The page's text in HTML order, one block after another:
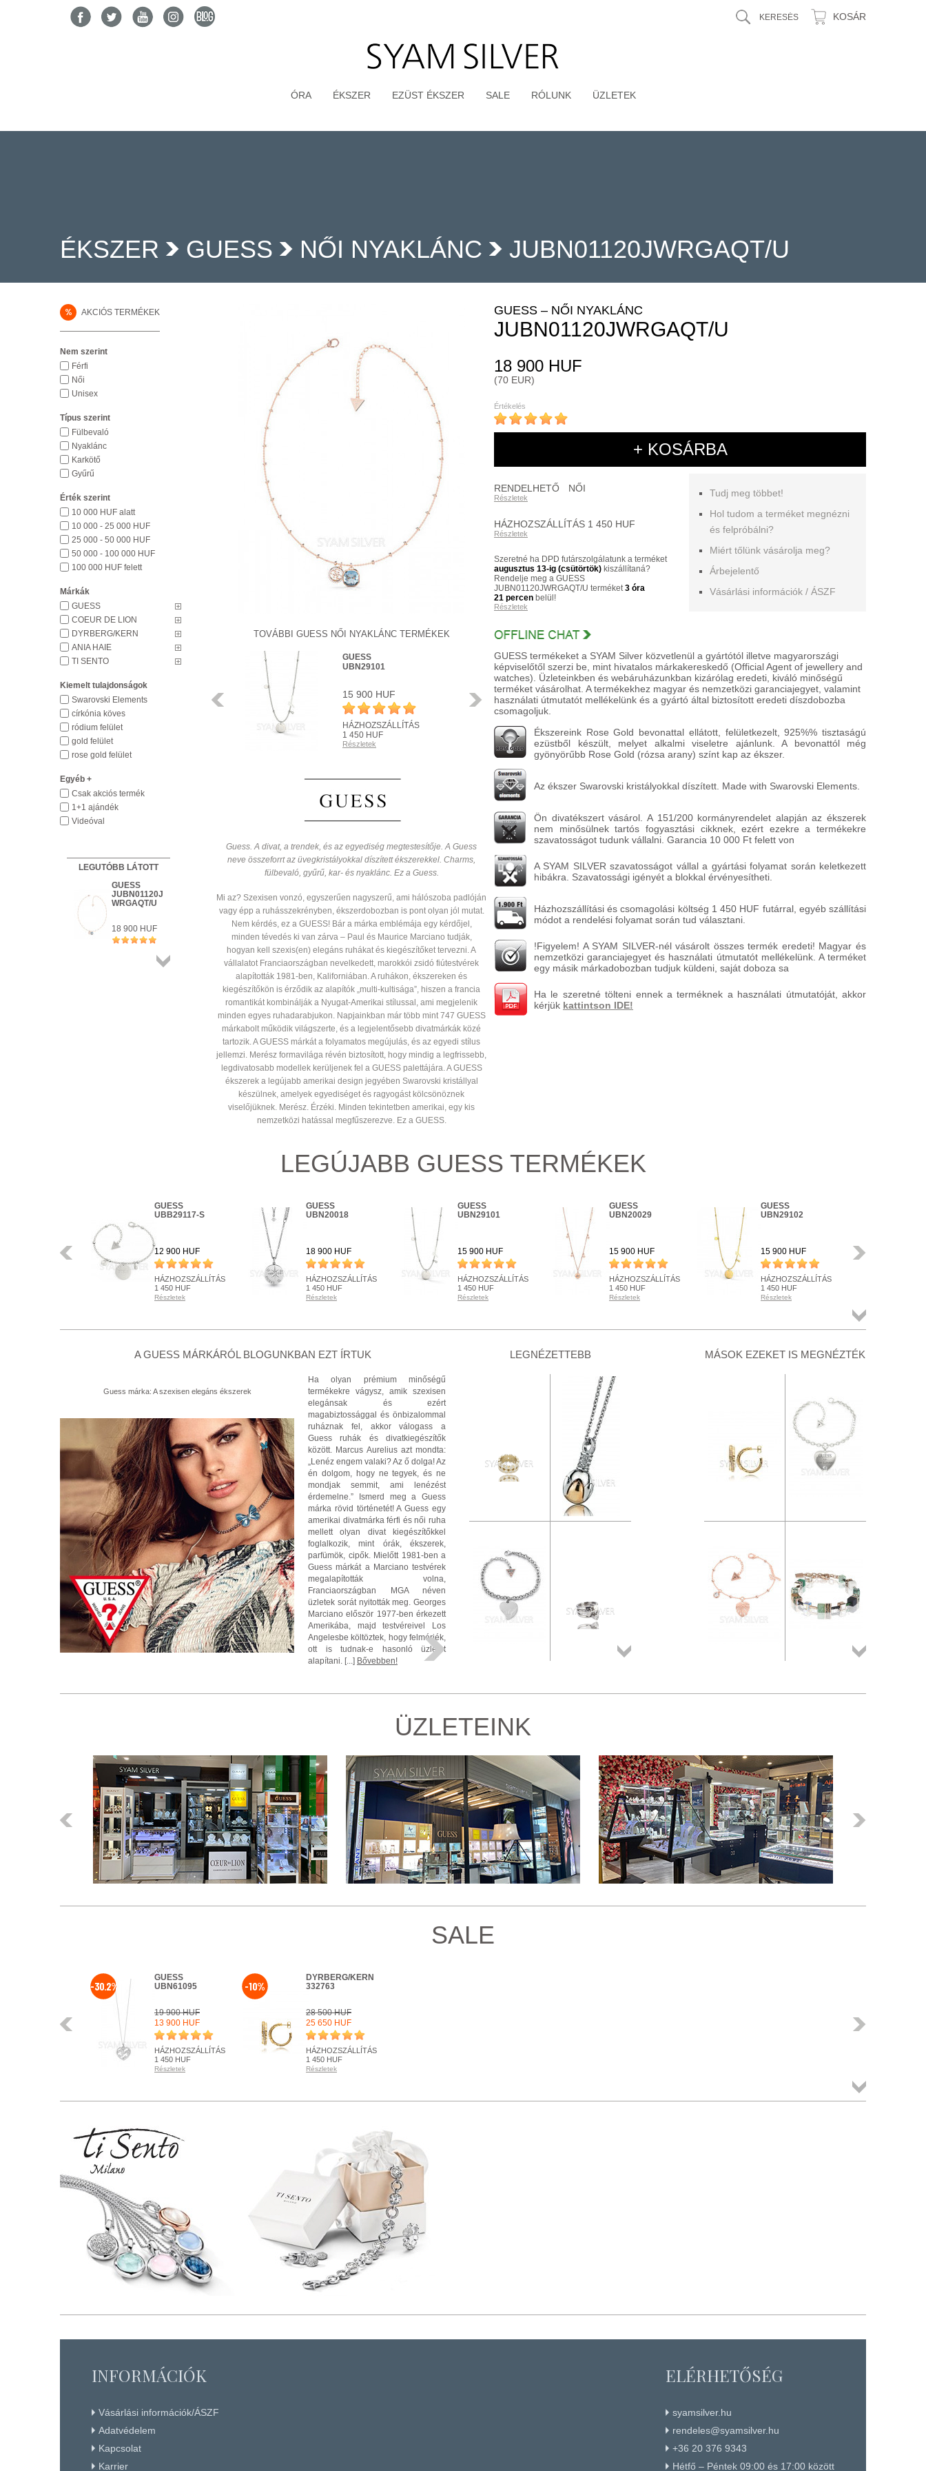
KOSÁR
ÓRA ÉKSZER EZÜST ÉKSZER SALE RÓLUNK ÜZLETEK
ÉKSZER >
GUESS >
NŐI NYAKLÁNC >
JUBN01120JWRGAQT/U
% AKCIÓS TERMÉKEK
Nem szerint
Férfi
Női
Unisex
Típus szerint
Fülbevaló
Nyaklánc
Karkötő
Gyűrű
Érték szerint
10 000 HUF alatt
10 000 - 25 000 HUF
25 000 - 50 000 HUF
50 000 - 100 000 HUF
100 000 HUF felett
Márkák
GUESS
COEUR DE LION
DYRBERG/KERN
ANIA HAIE
TI SENTO
Kiemelt tulajdonságok
Swarovski Elements
církónia köves
ródium felület
gold felület
rose gold felület
Egyéb +
Csak akciós termék
1+1 ajándék
Videóval
LEGUTÓBB LÁTOTT
GUESS
JUBN01120J
WRGAQT/U
18 900 HUF
HÁZHOZSZÁLLÍTÁS 1 450 HUF
+ KOSÁRBA
GUESS – NŐI NYAKLÁNC
JUBN01120JWRGAQT/U
18 900 HUF
(70 EUR)
Értékelés
+ KOSÁRBA
Tudj meg többet!
Hol tudom a terméket megnézni
és felpróbálni?
Miért tőlünk vásárolja meg?
Árbejelentő
Vásárlási információk / ÁSZF
RENDELHETŐ
Részletek
NŐI
HÁZHOZSZÁLLÍTÁS 1 450 HUF
Részletek
Szeretné ha DPD futárszolgálatunk a terméket
augusztus 13-ig (csütörtök) kiszállítaná?
Rendelje meg a GUESS
JUBN01120JWRGAQT/U terméket3 óra
21 percen belül!
Részletek
GUESS termékeket a SYAM Silver közvetlenül a gyártótól illetve magyarországi
képviselőtől szerzi be, mint hivatalos márkakereskedő (Official Agent of jewellery and
watches). Üzleteinkben és webáruházunkban kizárólag eredeti, kiváló minőségű
terméket vásárolhat. A termékekhez magyar és nemzetközi garanciajegyet, valamint
használati útmutatót mellékelünk és a gyártó által biztosított eredeti díszdobozba
csomagoljuk.
Ékszereink Rose Gold bevonattal ellátott, felületkezelt, 925%% tisztaságú
ezüstből készült, melyet alkalmi viseletre ajánlunk. A bevonattól még
gyönyörűbb Rose Gold (rózsa arany) színt kap az ékszer.
Az ékszer Swarovski kristályokkal díszített. Made with Swarovski Elements.
Ön divatékszert vásárol. A 151/200 kormányrendelet alapján az ékszerek
nem minősülnek tartós fogyasztási cikknek, ezért ezekre a termékekre
szavatosságot tudunk vállalni. Garancia 10 000 Ft felett von
A SYAM SILVER szavatosságot vállal a gyártási folyamat során keletkezett
hibákra. Szavatossági igényét a blokkal érvényesítheti.
Házhozszállítási és csomagolási költség 1 450 HUF futárral, egyéb szállítási
módot a rendelési folyamat során tud választani.
!Figyelem! A SYAM SILVER-nél vásárolt összes termék eredeti! Magyar és
nemzetközi garanciajegyet és használati útmutatót mellékelünk. A terméket
egy másik márkadobozban tudjuk küldeni, saját doboza sa
Ha le szeretné tölteni ennek a terméknek a használati útmutatóját, akkor
kérjük kattintson IDE!
TOVÁBBI GUESS NŐI NYAKLÁNC TERMÉKEK
GUESS
JUBN01155JWRHT/U
12 900 HUF
HÁZHOZSZÁLLÍTÁS
Részletek
GUESS
UBN29101
15 900 HUF
HÁZHOZSZÁLLÍTÁS
1 450 HUF
Részletek
GUESS
UBN20018
18 900 HUF
1 450 HUF
Részletek
Következő
Guess. A divat, a trendek, és az egyediség megtestesítője. A Guess
neve összeforrt az üvegkristályokkal díszített ékszerekkel. Charms,
fülbevaló, gyűrű, kar- és nyaklánc. Ez a Guess.
Mi az? Szexisen vonzó, egyszerűen nagyszerű, ami hálószoba padlóján
vagy épp a ruhásszekrényben, ékszerdobozban is pont olyan jól mutat.
Nem kérdés, ez a GUESS! Bár a márka emblémája egy kérdőjel,
minden tévedés ki van zárva – Paul és Maurice Marciano tudják,
hogyan kell szexis(en) elegáns ruhákat és kiegészítőket tervezni. A
vállalatot Franciaországban nevelkedett, marokkói zsidó fiútestvérek
alapították 1981-ben, Kaliforniában. A ruhákon, ékszereken és
kiegészítőkön is érződik az alapítók „multi-kultisága”, hiszen a francia
romantikát kombinálják a Nyugat-Amerikai stílussal, ami megjelenik
minden egyes ruhadarabjukon. Napjainkban már több mint 747 GUESS
márkabolt működik világszerte, és a legjelentősebb divatmárkák közé
tartozik. A GUESS márkát a folyamatos megújulás, és az egyedi stílus
jellemzi. Merész formavilága révén biztosított, hogy mindig a legfrissebb,
legdivatosabb modellek kerüljenek fel a GUESS palettájára. A GUESS
ékszerek a legújabb amerikai design jegyében Swarovski kristállyal
készülnek, amelyek egyediséget és ragyogást kölcsönöznek
viselőjüknek. Merész. Érzéki. Minden tekintetben amerikai, egy kis
nemzetközi hatással megfűszerezve. Ez a GUESS.
LEGÚJABB GUESS TERMÉKEK
Előző
GUESS
UBB29117-S
12 900 HUF
HÁZHOZSZÁLLÍTÁS
1 450 HUF
Részletek
+ KOSÁRBA
GUESS
UBN20018
18 900 HUF
HÁZHOZSZÁLLÍTÁS
1 450 HUF
Részletek
+ KOSÁRBA
GUESS
UBN29101
15 900 HUF
HÁZHOZSZÁLLÍTÁS
1 450 HUF
Részletek
GUESS
UBN20029
15 900 HUF
HÁZHOZSZÁLLÍTÁS
1 450 HUF
Részletek
GUESS
UBN29102
15 900 HUF
HÁZHOZSZÁLLÍTÁS
1 450 HUF
Részletek
A GUESS MÁRKÁRÓL BLOGUNKBAN EZT ÍRTUK
Guess márka: A szexisen elegáns ékszerek
Ha olyan prémium minőségű
termékekre vágysz, amik szexisen
elegánsak és ezért
magabiztossággal és önbizalommal
ruháznak fel, akkor válogass a
Guess ruhák és divatkiegészítők
között. Marcus Aurelius azt mondta:
„Lenéz engem valaki? Az ő dolga! Az
én dolgom, hogy ne tegyek, és ne
mondjak semmit, ami lenézést
érdemelne.” Ismerd meg a Guess
márka rövid történetét! A Guess egy
amerikai divatmárka férfi és női ruha
mellett olyan divat kiegészítőkkel
foglalkozik, mint órák, ékszerek,
parfümök, cipők. Mielőtt 1981-ben a
Guess márkát a Marciano testvérek
megalapították volna,
Franciaországban MGA néven
üzletek sorát nyitották meg. Georges
Marciano először 1977-ben érkezett
Amerikába, majd testvéreivel Los
Angelesbe költöztek, hogy felmérjék,
ott is tudnak-e hasonló üzletet
alapítani. [...] Bővebben!
LEGNÉZETTEBB MÁSOK EZEKET IS MEGNÉZTÉK
ÜZLETEINK
Előző
SALE
GUESS
UBN61095
19 900 HUF
13 900 HUF
-30.2%
HÁZHOZSZÁLLÍTÁS
1 450 HUF
Részletek
DYRBERG/KERN
332763
28 500 HUF
25 650 HUF
-10%
HÁZHOZSZÁLLÍTÁS
1 450 HUF
Részletek
ELÉRHETŐSÉG
syamsilver.hu
rendeles@syamsilver.hu
+36 20 376 9343
Hétfő – Péntek 09:00 és 17:00 között
INFORMÁCIÓK
Vásárlási információk/ÁSZF
Adatvédelem
Kapcsolat
Karrier